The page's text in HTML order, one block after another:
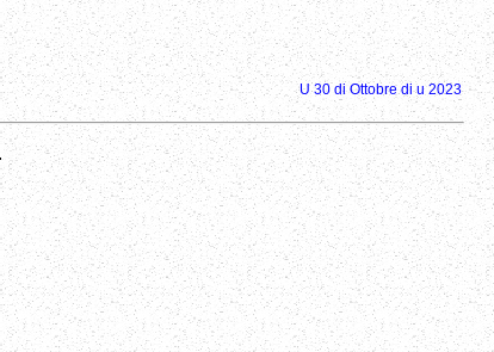
U 30 di Ottobre di u 2023